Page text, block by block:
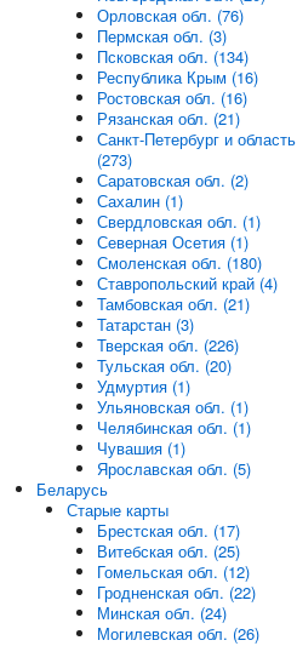
Орловская обл. (76)
Пермская обл. (3)
Псковская обл. (134)
Республика Крым (16)
Ростовская обл. (16)
Рязанская обл. (21)
Санкт-Петербург и область
(273)
Саратовская обл. (2)
Сахалин (1)
Свердловская обл. (1)
Северная Осетия (1)
Смоленская обл. (180)
Ставропольский край (4)
Тамбовская обл. (21)
Татарстан (3)
Тверская обл. (226)
Тульская обл. (20)
Удмуртия (1)
Ульяновская обл. (1)
Челябинская обл. (1)
Чувашия (1)
Ярославская обл. (5)
Беларусь
Старые карты
Брестская обл. (17)
Витебская обл. (25)
Гомельская обл. (12)
Гродненская обл. (22)
Минская обл. (24)
Могилевская обл. (26)